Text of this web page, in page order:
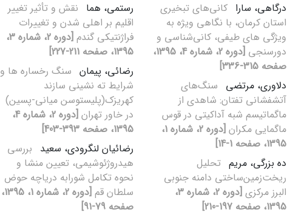
درگاهی، سارا کانی‌های تبخیری
استان کرمان، با نگاهی ویژه به
ویژگی های طیفی، کانی‌شناسی و
دورسنجی
[دوره 2، شماره 4، 1395،
صفحه 315-336]
دلاوری، مرتضی سنگ‌های
آتشفشانی تفتان: شاهدی از
ماگماتیسم شبه آداکیتی در قوس
ماگمایی مکران
[دوره 2، شماره 1،
1395، صفحه 1-14]
ده بزرگی، مریم تحلیل
ریخت‌زمین‌ساختی دامنه جنوبی
البرز مرکزی
[دوره 2، شماره 3،
1395، صفحه 197-210]
رستمی، هما نقش و تأثیر تغییر
اقلیم بر اهلی شدن و تغییرات
فراژنتیکی گندم
[دوره 2، شماره 3،
1395، صفحه 211-227]
رضائی، پیمان سنگ رخساره ها و
شرایط ته نشینی سازند
کهریزک(پلیستوسن میانی-پسین)
در خاور تهران
[دوره 2، شماره 4،
1395، صفحه 393-403]
رضائیان لنگرودی، سعید بررسی
هیدروژئوشیمی، تعیین منشا و
نحوه تکامل شورابه دریاچه حوض
سلطان قم
[دوره 2، شماره 1، 1395،
صفحه 79-91]